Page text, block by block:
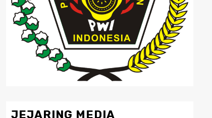
JEJARING MEDIA